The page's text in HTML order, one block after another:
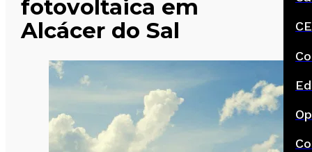
fotovoltaica em
Alcácer do Sal